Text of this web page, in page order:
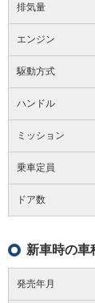
排気量
エンジン
駆動方式
ハンドル
ミッション
乗車定員
ドア数
新車時の車
発売年月